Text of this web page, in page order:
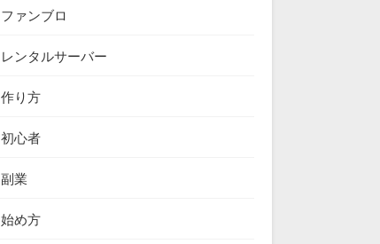
ファンブロ
レンタルサーバー
作り方
初心者
副業
始め方